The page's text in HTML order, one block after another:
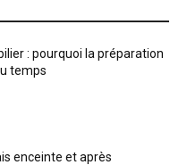
: pourquoi la préparation
temps
enceinte et après